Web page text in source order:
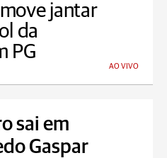
jantar
da
PG
AO VIVO
sai em
Gaspar